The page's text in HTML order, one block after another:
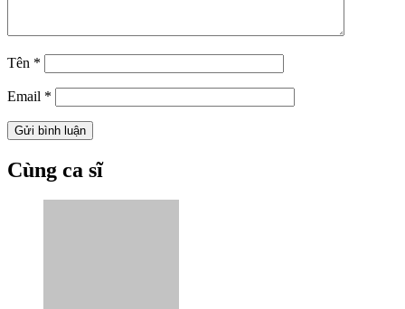
Tên *
Email *
Cùng ca sĩ